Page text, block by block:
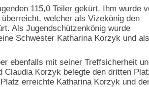
115,0 Teiler gekürt. Ihm wurde
welcher als Vizekönig den
Als Jugendschützenkönig wurde
Schwester Katharina Korzyk und als
ebenfalls mit seiner Treffsicherheit
Korzyk belegte den dritten
erreichte Katharina Korzyk und